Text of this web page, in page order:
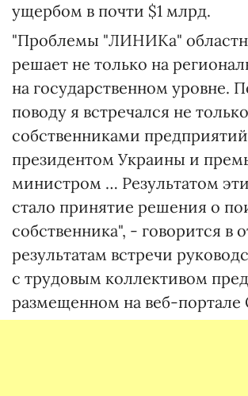
ущербом в почти $1 млрд.
"Проблемы "ЛИНИКа"
решает не только на
на государственном уровне.
поводу я встречался не
собственниками
президентом Украины и
министром … Результатом
стало принятие решения о
собственника", - говорится в
результатам встречи
с трудовым коллективом
размещенном на веб-портале